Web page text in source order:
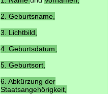
2. Geburtsname,
3. Lichtbild,
4. Geburtsdatum,
5. Geburtsort,
6. Abkürzung der
Staatsangehörigkeit,